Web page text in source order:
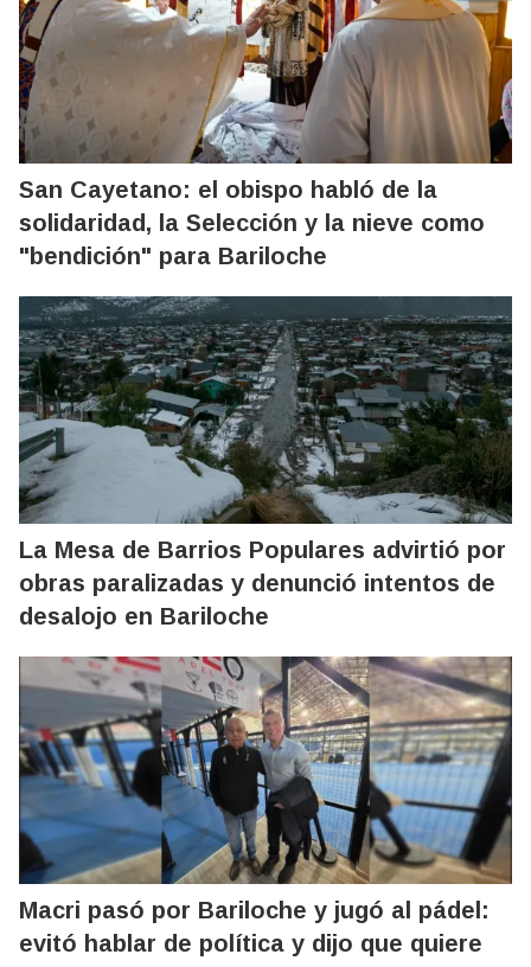
San Cayetano: el obispo habló de la
solidaridad, la Selección y la nieve como
"bendición" para Bariloche
La Mesa de Barrios Populares advirtió por
obras paralizadas y denunció intentos de
desalojo en Bariloche
Macri pasó por Bariloche y jugó al pádel:
evitó hablar de política y dijo que quiere